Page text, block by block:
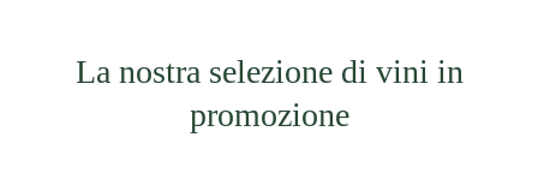
La nostra selezione di vini in
promozione